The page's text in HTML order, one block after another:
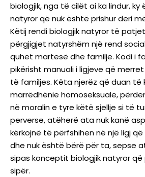
biologjik, nga të cilët ai ka lindur, ky
natyror që nuk është prishur deri
Këtij rendi biologjik natyror të
përgjigjet natyrshëm një rend
quhet martesë dhe familje. Kodi i
pikërisht manuali i ligjeve që
të familjes. Këta njerëz që duan të
marrëdhënie homoseksuale,
në moralin e tyre këtë sjellje si të
perverse, atëherë ata nuk kanë
kërkojnë të përfshihen në një ligj
dhe nuk është bërë për ta, sepse
sipas konceptit biologjik natyror
sipër.